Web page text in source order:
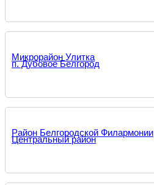
Микрорайон Улитка
п. Дубовое Белгород
Район Белгородской Филармонии
Центральный район